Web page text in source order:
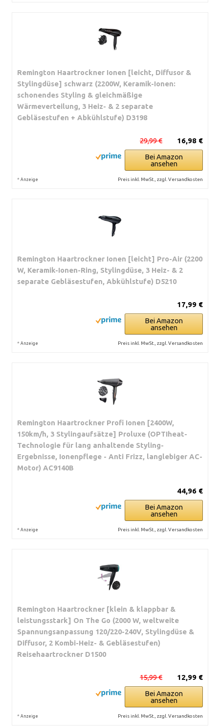
Remington Haartrockner Ionen [leicht, Diffusor &
Stylingdüse] schwarz (2200W, Keramik-Ionen:
schonendes Styling & gleichmäßige
Wärmeverteilung, 3 Heiz- & 2 separate
Gebläsestufen + Abkühlstufe) D3198
16,98 €
29,99 €
Bei Amazon
ansehen
* Anzeige Preis inkl. MwSt., zzgl. Versandkosten
Remington Haartrockner Ionen [leicht] Pro-Air (2200
W, Keramik-Ionen-Ring, Stylingdüse, 3 Heiz- & 2
separate Gebläsestufen, Abkühlstufe) D5210
17,99 €
Bei Amazon
ansehen
* Anzeige Preis inkl. MwSt., zzgl. Versandkosten
Remington Haartrockner Profi Ionen [2400W,
150km/h, 3 Stylingaufsätze] Proluxe (OPTIheat-
Technologie für lang anhaltende Styling-
Ergebnisse, Ionenpflege - Anti Frizz, langlebiger AC-
Motor) AC9140B
44,96 €
Bei Amazon
ansehen
* Anzeige Preis inkl. MwSt., zzgl. Versandkosten
Remington Haartrockner [klein & klappbar &
leistungsstark] On The Go (2000 W, weltweite
Spannungsanpassung 120/220-240V, Stylingdüse &
Diffusor, 2 Kombi-Heiz- & Gebläsestufen)
Reisehaartrockner D1500
12,99 €
15,99 €
Bei Amazon
ansehen
* Anzeige Preis inkl. MwSt., zzgl. Versandkosten